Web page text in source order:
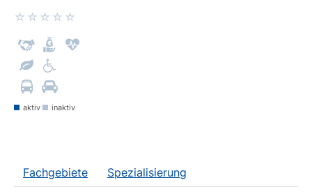
aktiv inaktiv
Fachgebiete Spezialisierung